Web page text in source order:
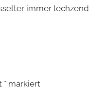
immer lechzend
*markiert